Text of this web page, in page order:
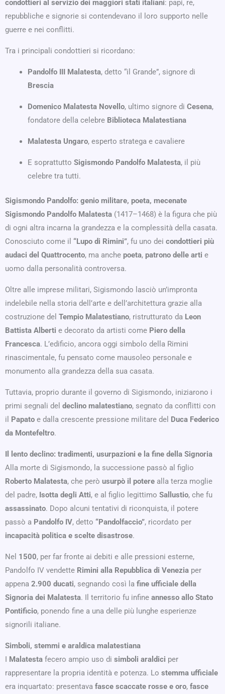
condottieri al servizio dei maggiori stati italiani: papi, re,
repubbliche e signorie si contendevano il loro supporto nelle
guerre e nei conflitti.
Tra i principali condottieri si ricordano:
Pandolfo III Malatesta, detto “il Grande”, signore di
Brescia
Domenico Malatesta Novello, ultimo signore di Cesena,
fondatore della celebre Biblioteca Malatestiana
Malatesta Ungaro, esperto stratega e cavaliere
E soprattutto Sigismondo Pandolfo Malatesta, il più
celebre tra tutti.
Sigismondo Pandolfo: genio militare, poeta, mecenate
Sigismondo Pandolfo Malatesta (1417–1468) è la figura che più
di ogni altra incarna la grandezza e la complessità della casata.
Conosciuto come il “Lupo di Rimini”, fu uno dei condottieri più
audaci del Quattrocento, ma anche poeta, patrono delle arti e
uomo dalla personalità controversa.
Oltre alle imprese militari, Sigismondo lasciò un’impronta
indelebile nella storia dell’arte e dell’architettura grazie alla
costruzione del Tempio Malatestiano, ristrutturato da Leon
Battista Alberti e decorato da artisti come Piero della
Francesca. L’edificio, ancora oggi simbolo della Rimini
rinascimentale, fu pensato come mausoleo personale e
monumento alla grandezza della sua casata.
Tuttavia, proprio durante il governo di Sigismondo, iniziarono i
primi segnali del declino malatestiano, segnato da conflitti con
il Papato e dalla crescente pressione militare del Duca Federico
da Montefeltro.
Il lento declino: tradimenti, usurpazioni e la fine della Signoria
Alla morte di Sigismondo, la successione passò al figlio
Roberto Malatesta, che però usurpò il potere alla terza moglie
del padre, Isotta degli Atti, e al figlio legittimo Sallustio, che fu
assassinato. Dopo alcuni tentativi di riconquista, il potere
passò a Pandolfo IV, detto “Pandolfaccio”, ricordato per
incapacità politica e scelte disastrose.
Nel 1500, per far fronte ai debiti e alle pressioni esterne,
Pandolfo IV vendette Rimini alla Repubblica di Venezia per
appena 2.900 ducati, segnando così la fine ufficiale della
Signoria dei Malatesta. Il territorio fu infine annesso allo Stato
Pontificio, ponendo fine a una delle più lunghe esperienze
signorili italiane.
Simboli, stemmi e araldica malatestiana
I Malatesta fecero ampio uso di simboli araldici per
rappresentare la propria identità e potenza. Lo stemma ufficiale
era inquartato: presentava fasce scaccate rosse e oro, fasce